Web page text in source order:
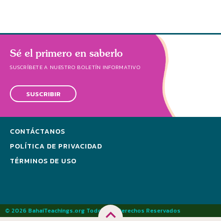
Sé el primero en saberlo
SUSCRÍBETE A NUESTRO BOLETÍN INFORMATIVO
SUSCRIBIR
CONTÁCTANOS
POLÍTICA DE PRIVACIDAD
TÉRMINOS DE USO
© 2026 BahaiTeachings.org Todos los Derechos Reservados